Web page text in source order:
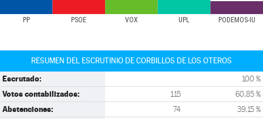
PP PSOE VOX UPL PODEMOS-IU
RESUMEN DEL ESCRUTINIO DE CORBILLOS DE LOS OTEROS
Escrutado: 100 %
Votos contabilizados: 115 60,85 %
Abstenciones: 74 39,15 %